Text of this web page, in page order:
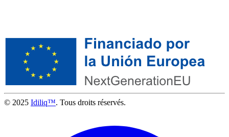
© 2025 Idiliq™. Tous droits réservés.